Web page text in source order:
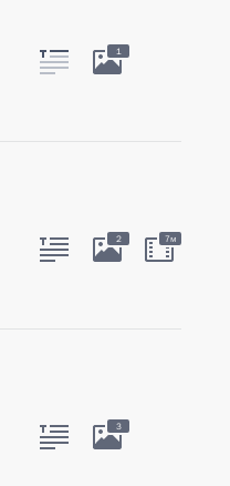
1
2 7м
3